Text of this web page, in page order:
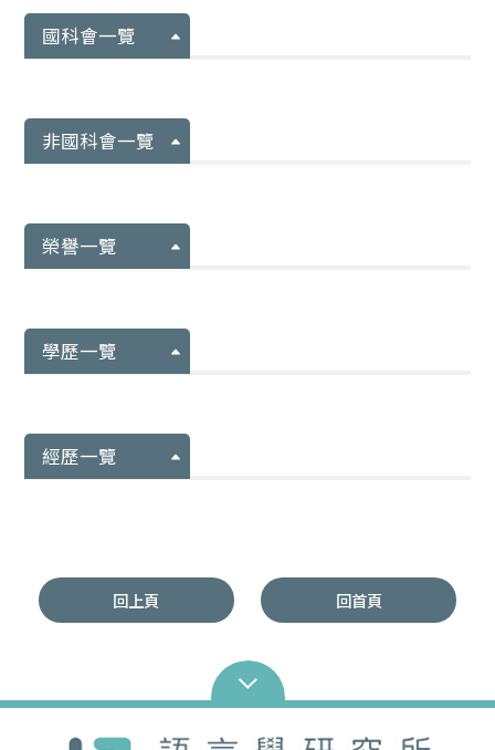
國科會一覽
非國科會一覽
榮譽一覽
學歷一覽
經歷一覽
回上頁 回首頁